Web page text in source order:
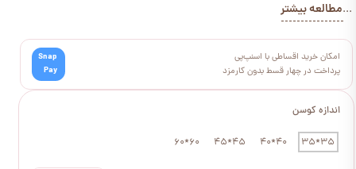
اندازه کوسن
35*35
40*40
45*45
60*60
...مطالعه بیشتر
امکان خرید اقساطی با اسنپ‌پی
پرداخت در چهار قسط بدون کارمزد
Snap
Pay